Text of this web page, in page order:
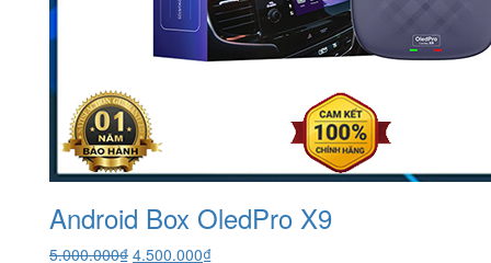
Android Box OledPro X9
5.000.000₫ Giá
4.500.000₫Giá